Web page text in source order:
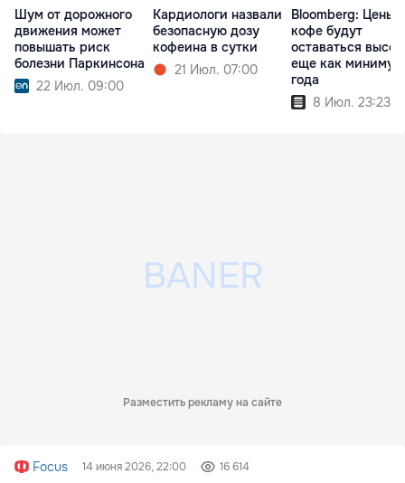
Шум от дорожного
движения может
повышать риск
болезни Паркинсона
22 Июл. 09:00
Кардиологи назвали
безопасную дозу
кофеина в сутки
21 Июл. 07:00
Bloomberg: Цены
кофе будут
оставаться
еще как минимум
года
8 Июл. 23:23
Разместить рекламу на сайте
Focus 14 июня 2026, 22:00 16 614